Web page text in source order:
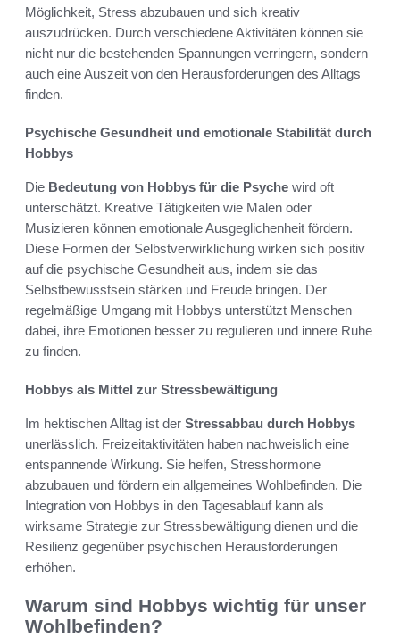
Möglichkeit, Stress abzubauen und sich kreativ
auszudrücken. Durch verschiedene Aktivitäten können sie
nicht nur die bestehenden Spannungen verringern, sondern
auch eine Auszeit von den Herausforderungen des Alltags
finden.
Psychische Gesundheit und emotionale Stabilität durch
Hobbys
Die Bedeutung von Hobbys für die Psyche wird oft
unterschätzt. Kreative Tätigkeiten wie Malen oder
Musizieren können emotionale Ausgeglichenheit fördern.
Diese Formen der Selbstverwirklichung wirken sich positiv
auf die psychische Gesundheit aus, indem sie das
Selbstbewusstsein stärken und Freude bringen. Der
regelmäßige Umgang mit Hobbys unterstützt Menschen
dabei, ihre Emotionen besser zu regulieren und innere Ruhe
zu finden.
Hobbys als Mittel zur Stressbewältigung
Im hektischen Alltag ist der Stressabbau durch Hobbys
unerlässlich. Freizeitaktivitäten haben nachweislich eine
entspannende Wirkung. Sie helfen, Stresshormone
abzubauen und fördern ein allgemeines Wohlbefinden. Die
Integration von Hobbys in den Tagesablauf kann als
wirksame Strategie zur Stressbewältigung dienen und die
Resilienz gegenüber psychischen Herausforderungen
erhöhen.
Warum sind Hobbys wichtig für unser
Wohlbefinden?